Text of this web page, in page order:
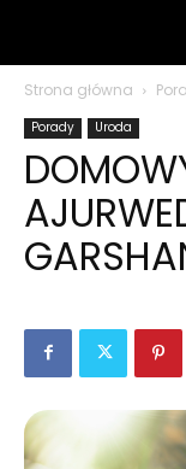
polsku
Strona główna
Porady Uroda